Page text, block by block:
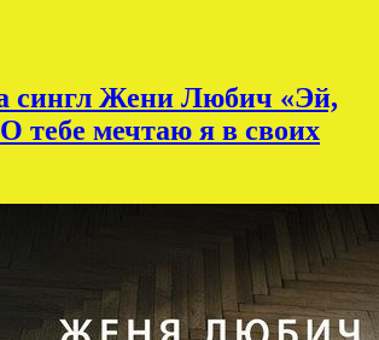
сингл Жени Любич «Эй,
тебе мечтаю я в своих